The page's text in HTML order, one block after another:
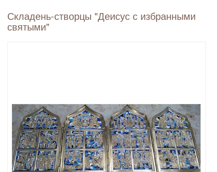
Складень-створцы "Деисус с избранными
святыми"